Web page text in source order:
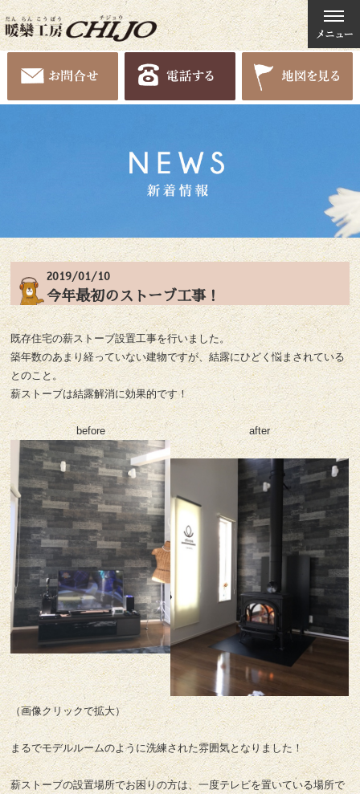
2019/01/10
今年最初のストーブ工事！
既存住宅の薪ストーブ設置工事を行いました。
築年数のあまり経っていない建物ですが、結露にひどく悩まされている
とのこと。
薪ストーブは結露解消に効果的です！
before after
（画像クリックで拡大）
まるでモデルルームのように洗練された雰囲気となりました！
薪ストーブの設置場所でお困りの方は、一度テレビを置いている場所で